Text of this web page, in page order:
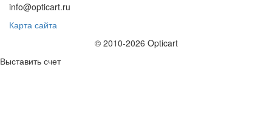
info@opticart.ru
Карта сайта
© 2010-2026 Opticart
Выставить счет